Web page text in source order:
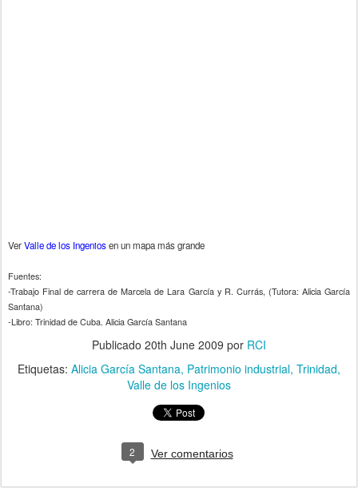
VerValle de los Ingeniosen un mapa más grande
Fuentes:
-Trabajo Final de carrera de Marcela de Lara García y R. Currás, (Tutora: Alicia García
Santana)
-Libro: Trinidad de Cuba. Alicia García Santana
Publicado 20th June 2009 por RCI
Etiquetas: Alicia García Santana Patrimonio industrial Trinidad
Valle de los Ingenios
2 Ver comentarios